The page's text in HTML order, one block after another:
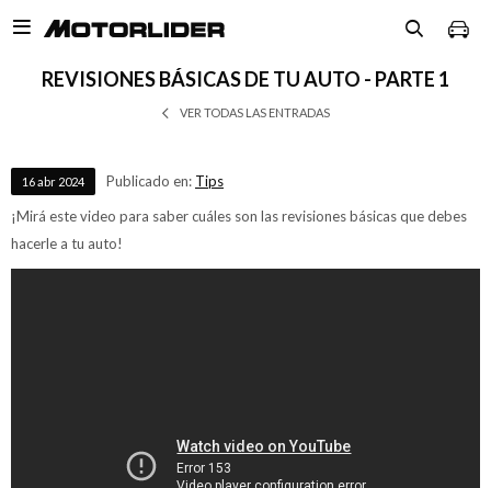

REVISIONES BÁSICAS DE TU AUTO - PARTE 1
VER TODAS LAS ENTRADAS
16abr 2024 Publicado en: Tips
¡Mirá este video para saber cuáles son las revisiones básicas que debes
hacerle a tu auto!